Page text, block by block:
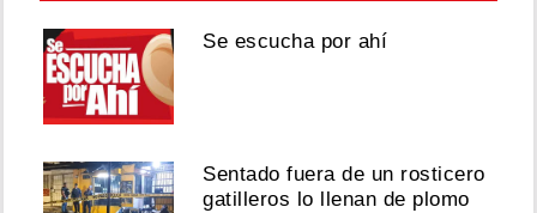
Se escucha por ahí
Sentado fuera de un rosticero
gatilleros lo llenan de plomo